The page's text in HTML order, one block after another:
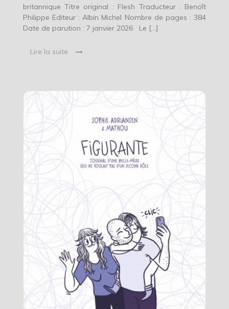
britannique Titre original : Flesh Traducteur : Benoît
Philippe Editeur : Albin Michel Nombre de pages : 384
Date de parution : 7 janvier 2026 Le […]
Lire la suite